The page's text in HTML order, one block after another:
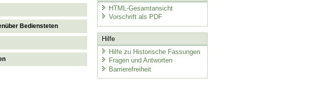
Bediensteten
HTML-Gesamtansicht
Vorschrift als PDF
Hilfe
Hilfe zu Historische Fassungen
Fragen und Antworten
Barrierefreiheit